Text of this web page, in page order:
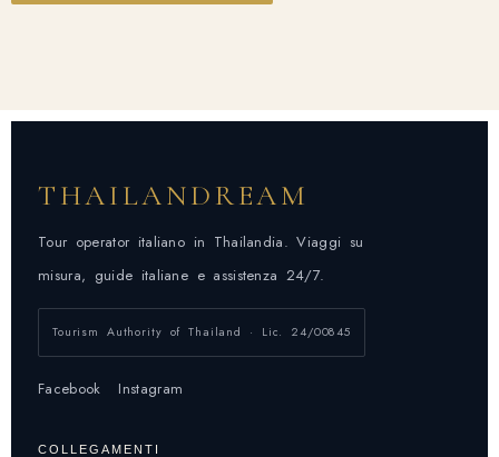
THAILANDREAM
Tour operator italiano in Thailandia. Viaggi su
misura, guide italiane e assistenza 24/7.
Tourism Authority of Thailand · Lic. 24/00845
Facebook Instagram
COLLEGAMENTI